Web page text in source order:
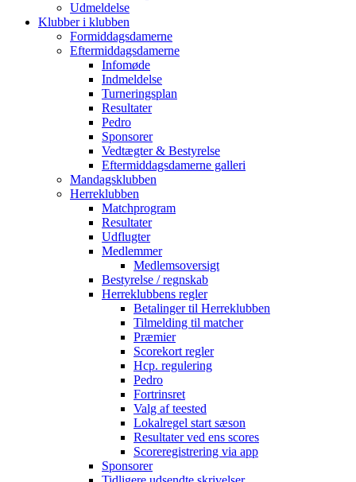
Udmeldelse
Klubber i klubben
Formiddagsdamerne
Eftermiddagsdamerne
Infomøde
Indmeldelse
Turneringsplan
Resultater
Pedro
Sponsorer
Vedtægter & Bestyrelse
Eftermiddagsdamerne galleri
Mandagsklubben
Herreklubben
Matchprogram
Resultater
Udflugter
Medlemmer
Medlemsoversigt
Bestyrelse / regnskab
Herreklubbens regler
Betalinger til Herreklubben
Tilmelding til matcher
Præmier
Scorekort regler
Hcp. regulering
Pedro
Fortrinsret
Valg af teested
Lokalregel start sæson
Resultater ved ens scores
Scoreregistrering via app
Sponsorer